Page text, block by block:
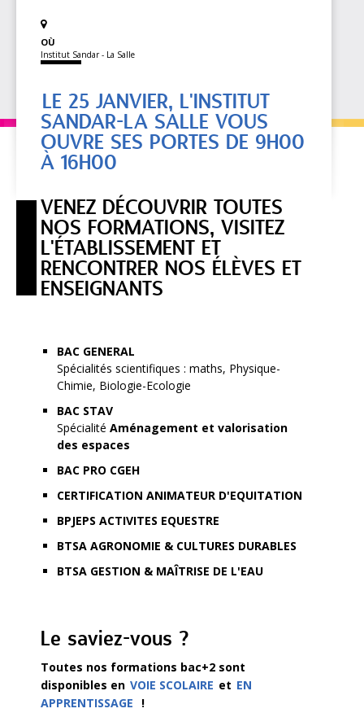
OÙ
Institut Sandar - La Salle
LE 25 JANVIER, L'INSTITUT
SANDAR-LA SALLE VOUS
OUVRE SES PORTES DE 9H00
À 16H00
VENEZ DÉCOUVRIR TOUTES
NOS FORMATIONS, VISITEZ
L'ÉTABLISSEMENT ET
RENCONTRER NOS ÉLÈVES ET
ENSEIGNANTS
BAC GENERAL
Spécialités scientifiques : maths, Physique-
Chimie, Biologie-Ecologie
BAC STAV
Spécialité Aménagement et valorisation
des espaces
BAC PRO CGEH
CERTIFICATION ANIMATEUR D'EQUITATION
BPJEPS ACTIVITES EQUESTRE
BTSA AGRONOMIE & CULTURES DURABLES
BTSA GESTION & MAÎTRISE DE L'EAU
Le saviez-vous ?
Toutes nos formations bac+2 sont
disponibles en VOIE SCOLAIRE et EN
APPRENTISSAGE
!